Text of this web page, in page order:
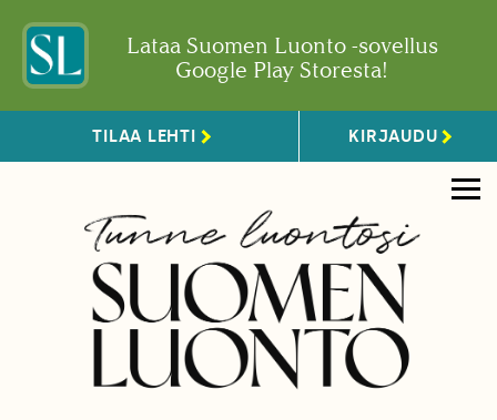
Lataa Suomen Luonto -sovellus
Google Play Storesta!
TILAA LEHTI KIRJAUDU